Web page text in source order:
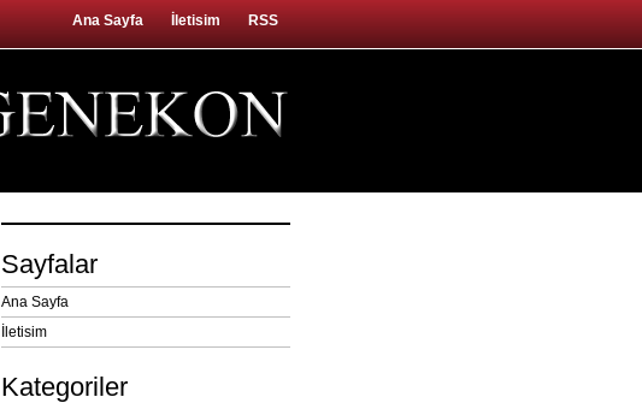
Ana Sayfa İletisim RSS
Sayfalar
Ana Sayfa
İletisim
Kategoriler